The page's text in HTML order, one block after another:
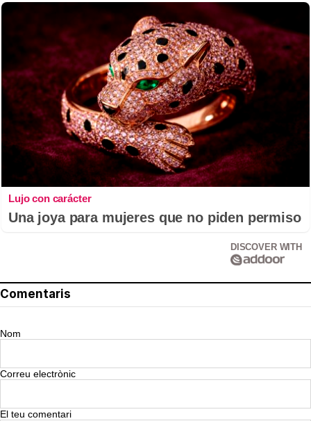
Lujo con carácter
Una joya para mujeres que no piden permiso
DISCOVER WITH
Comentaris
Nom
Correu electrònic
El teu comentari